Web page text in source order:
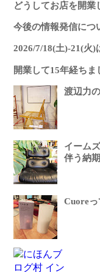
どうしてお店を開
今後の情報発信につ
2026/7/18(土)-21(火)
開業して15年経ちま
渡辺力
イーム
伴う納
Cuore